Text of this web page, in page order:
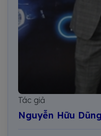
Tác giả
Nguyễn Hữu Dũng